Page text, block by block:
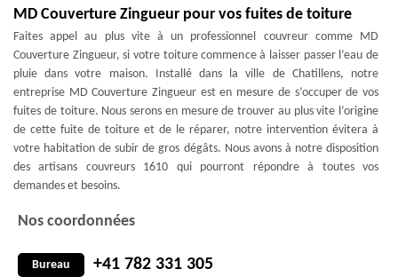
MD Couverture Zingueur pour vos fuites de toiture
Faites appel au plus vite à un professionnel couvreur comme MD
Couverture Zingueur, si votre toiture commence à laisser passer l’eau de
pluie dans votre maison. Installé dans la ville de Chatillens, notre
entreprise MD Couverture Zingueur est en mesure de s’occuper de vos
fuites de toiture. Nous serons en mesure de trouver au plus vite l’origine
de cette fuite de toiture et de le réparer, notre intervention évitera à
votre habitation de subir de gros dégâts. Nous avons à notre disposition
des artisans couvreurs 1610 qui pourront répondre à toutes vos
demandes et besoins.
Nos coordonnées
Bureau +41 782 331 305